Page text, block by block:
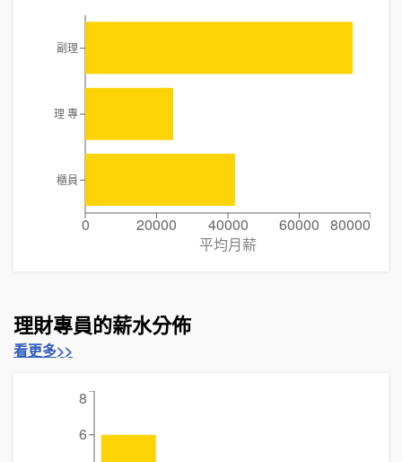
0 20000 40000 60000 80000
平均月薪
副理
理 專
櫃員
理財專員的薪水分佈
看更多>>
6
8